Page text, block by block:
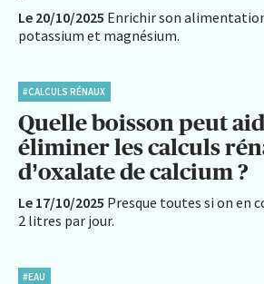
Le 20/10/2025 Enrichir son
potassium et magnésium.
#CALCULS RÉNAUX
Quelle boisson peut
éliminer les calculs
d’oxalate de calcium ?
Le 17/10/2025 Presque toutes si on en
2 litres par jour.
#EAU